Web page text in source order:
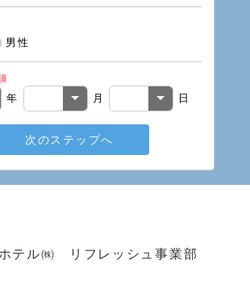
男性
年 月 日
次のステップへ
テル㈱ リフレッシュ事業部